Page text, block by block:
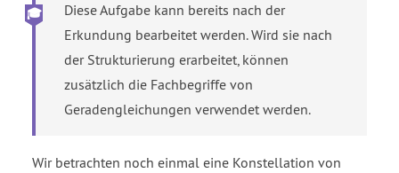
Diese Aufgabe kann bereits nach der
Erkundung bearbeitet werden. Wird sie nach
der Strukturierung erarbeitet, können
zusätzlich die Fachbegriffe von
Geradengleichungen verwendet werden.
Wir betrachten noch einmal eine Konstellation von
Seite*
Fehlerbeschreibung*